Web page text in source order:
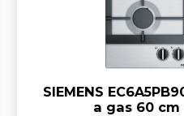
SIEMENS
a gas 60